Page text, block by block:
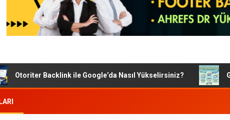
Otoriter Backlink ile Google’da Nasıl Yükselirsiniz?